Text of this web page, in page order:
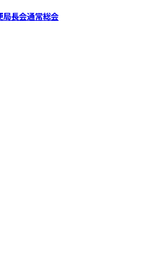
長会通常総会